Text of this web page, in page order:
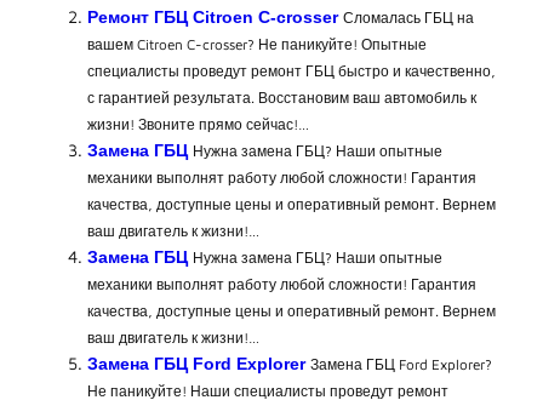
Ремонт ГБЦ Citroen C-crosser Сломалась ГБЦ на
вашем Citroen C-crosser? Не паникуйте! Опытные
специалисты проведут ремонт ГБЦ быстро и качественно,
с гарантией результата. Восстановим ваш автомобиль к
жизни! Звоните прямо сейчас!…
Замена ГБЦ Нужна замена ГБЦ? Наши опытные
механики выполнят работу любой сложности! Гарантия
качества, доступные цены и оперативный ремонт. Вернем
ваш двигатель к жизни!…
Замена ГБЦ Нужна замена ГБЦ? Наши опытные
механики выполнят работу любой сложности! Гарантия
качества, доступные цены и оперативный ремонт. Вернем
ваш двигатель к жизни!…
Замена ГБЦ Ford Explorer Замена ГБЦ Ford Explorer?
Не паникуйте! Наши специалисты проведут ремонт